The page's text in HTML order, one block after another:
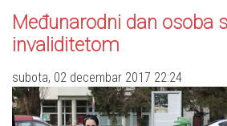
Međunarodni dan osoba
invaliditetom
subota, 02 decembar 2017 22:24